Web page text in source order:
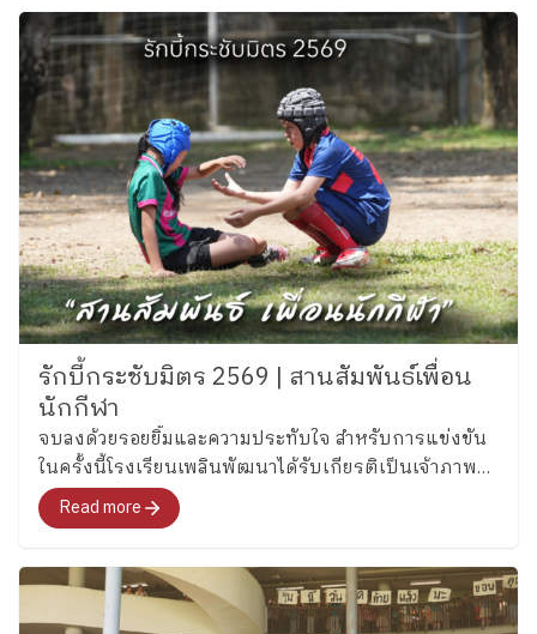
รักบี้กระชับมิตร 2569 | สานสัมพันธ์เพื่อน
นักกีฬา
จบลงด้วยรอยยิ้มและความประทับใจ สำหรับการแข่งขัน
ในครั้งนี้โรงเรียนเพลินพัฒนาได้รับเกียรติเป็นเจ้าภาพ
ต้อนรับเพื่อนนักกีฬาจาก โรงเรียนวิถีธรรม
(มรภ.สกลนคร) และ สาธิตมหาวิทยาลัยราชภัฏ
Read more